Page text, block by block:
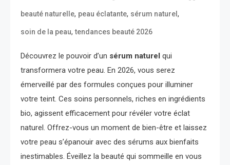
beauté naturelle, peau éclatante, sérum naturel ,
soin de la peau,tendances beauté 2026
Découvrez le pouvoir d’un sérum naturel qui
transformera votre peau. En 2026, vous serez
émerveillé par des formules conçues pour illuminer
votre teint. Ces soins personnels, riches en ingrédients
bio, agissent efficacement pour révéler votre éclat
naturel. Offrez-vous un moment de bien-être et laissez
votre peau s’épanouir avec des sérums aux bienfaits
inestimables. Éveillez la beauté qui sommeille en vous